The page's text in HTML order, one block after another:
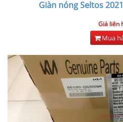
Giàn nóng Seltos
Giá liên
Mua